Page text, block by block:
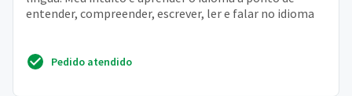
entender, compreender, escrever, ler e falar no idioma
Pedido atendido